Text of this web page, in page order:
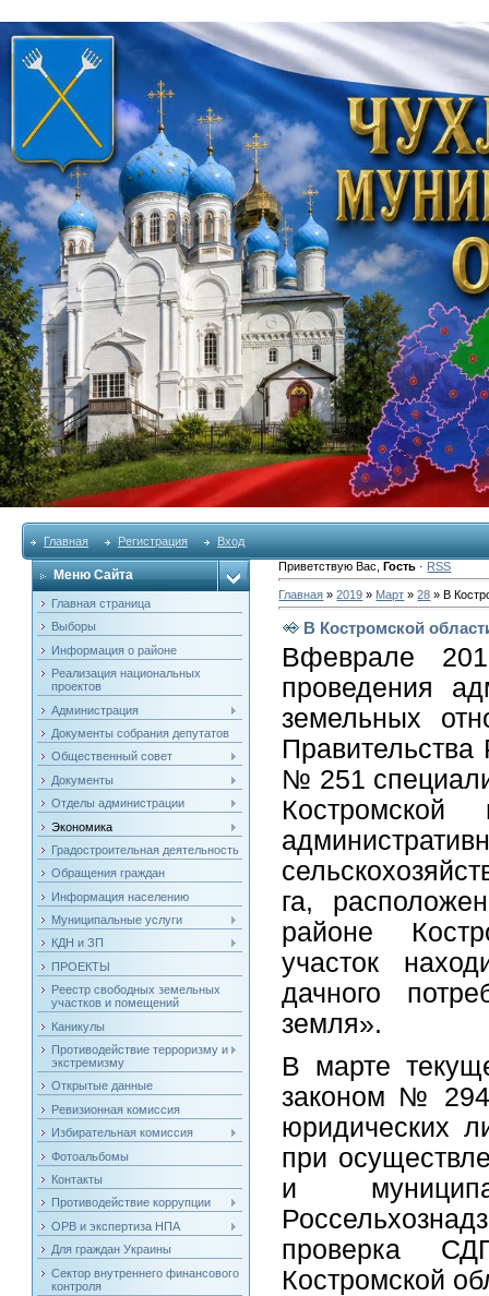
Главная Регистрация Вход
Меню Сайта
Главная страница
Выборы
Информация о районе
Реализация национальных
проектов
Администрация
Документы собрания депутатов
Общественный совет
Документы
Отделы администрации
Экономика
Градостроительная деятельность
Обращения граждан
Информация населению
Муниципальные услуги
КДН и ЗП
ПРОЕКТЫ
Реестр свободных земельных
участков и помещений
Каникулы
Противодействие терроризму и
экстремизму
Открытые данные
Ревизионная комиссия
Избирательная комиссия
Фотоальбомы
Контакты
Противодействие коррупции
ОРВ и экспертиза НПА
Для граждан Украины
Сектор внутреннего финансового
контроля
Приветствую Вас ,Гость · RSS
Главная »2019 » Март » 28 » В
В Костромской
Вфеврале
проведения
земельных
№ 251
га,
районе
участок
дачного
земля».
В марте
законом №
юридических
при
и
проверка
Костромской